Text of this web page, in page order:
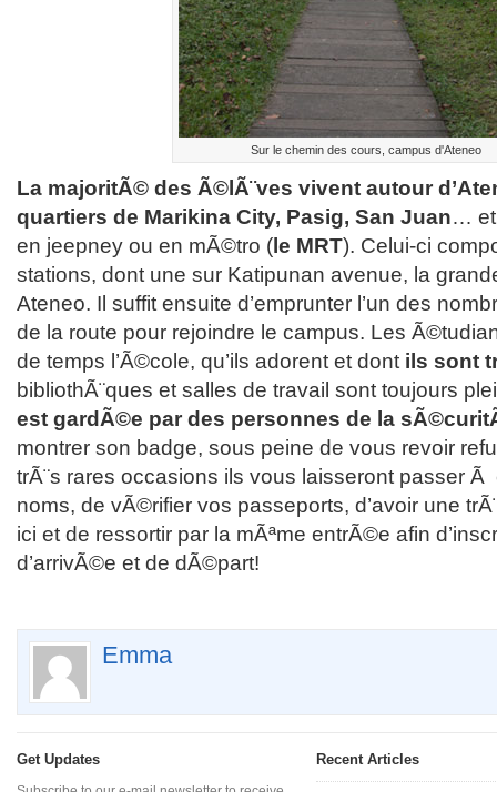
Sur le chemin des cours, campus d'Ateneo
La majoritÃ© des Ã©lÃ¨ves vivent autour
quartiers de Marikina City, Pasig, San Juan… et
en jeepney ou en mÃ©tro ( le MRT). Celui-ci
stations, dont une sur Katipunan avenue, la
Ateneo. Il suffit ensuite d’emprunter l’un des
de la route pour rejoindre le campus. Les
de temps l’Ã©cole, qu’ils adorent et dont ils sont
bibliothÃ¨ques et salles de travail sont toujours
est gardÃ©e par des personnes de la
montrer son badge, sous peine de vous revoir
trÃ¨s rares occasions ils vous laisseront passer
noms, de vÃ©rifier vos passeports, d’avoir une
ici et de ressortir par la mÃªme entrÃ©e afin
d’arrivÃ©e et de dÃ©part!
Emma
Get Updates Recent Articles